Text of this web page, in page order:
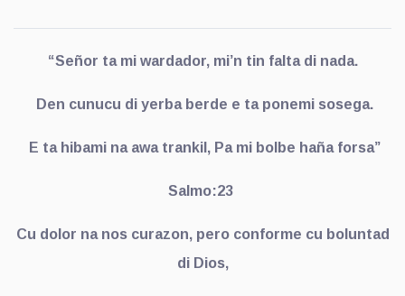
“Señor ta mi wardador, mi’n tin falta di nada.
Den cunucu di yerba berde e ta ponemi sosega.
E ta hibami na awa trankil, Pa mi bolbe haña forsa”
Salmo:23
Cu dolor na nos curazon, pero conforme cu boluntad
di Dios,